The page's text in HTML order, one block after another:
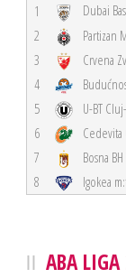
1 Dubai
2
Partizan
3
Crvena
4
5
U-BT
6
7
Bosna
8
Igokea
ABA